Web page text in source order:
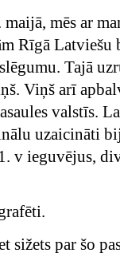
maijā, mēs ar
Rīgā Latviešu
Tajā
Viņš arī
valstīs.
uzaicināti
v ieguvējus,
sižets par šo